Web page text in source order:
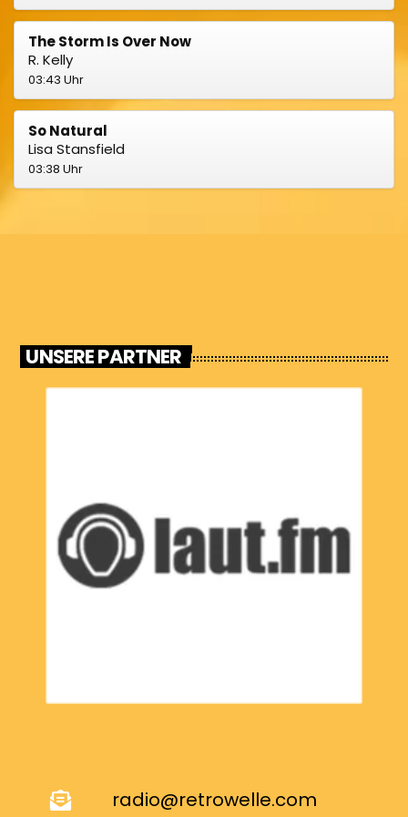
The Storm Is Over Now
R. Kelly
03:43 Uhr
So Natural
Lisa Stansfield
03:38 Uhr
UNSERE PARTNER
radio@retrowelle.com